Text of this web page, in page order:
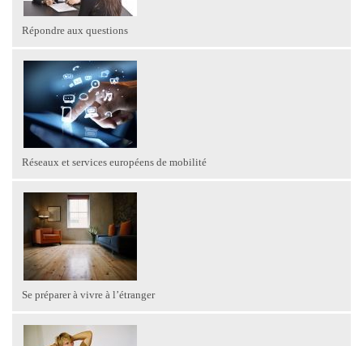
Répondre aux questions
Réseaux et services européens de mobilité
Se préparer à vivre à l’étranger